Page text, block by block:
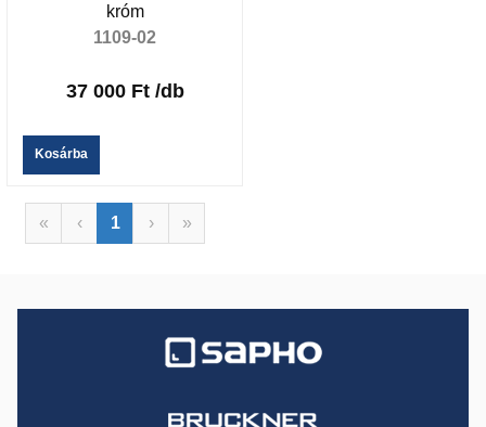
króm
1109-02
37 000 Ft /db
Kosárba
« ‹ 1 › »